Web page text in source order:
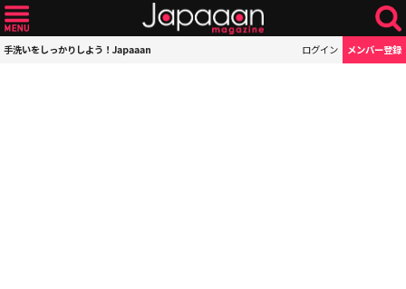
手洗いをしっかりしよう！Japaaan ログイン メンバー登録